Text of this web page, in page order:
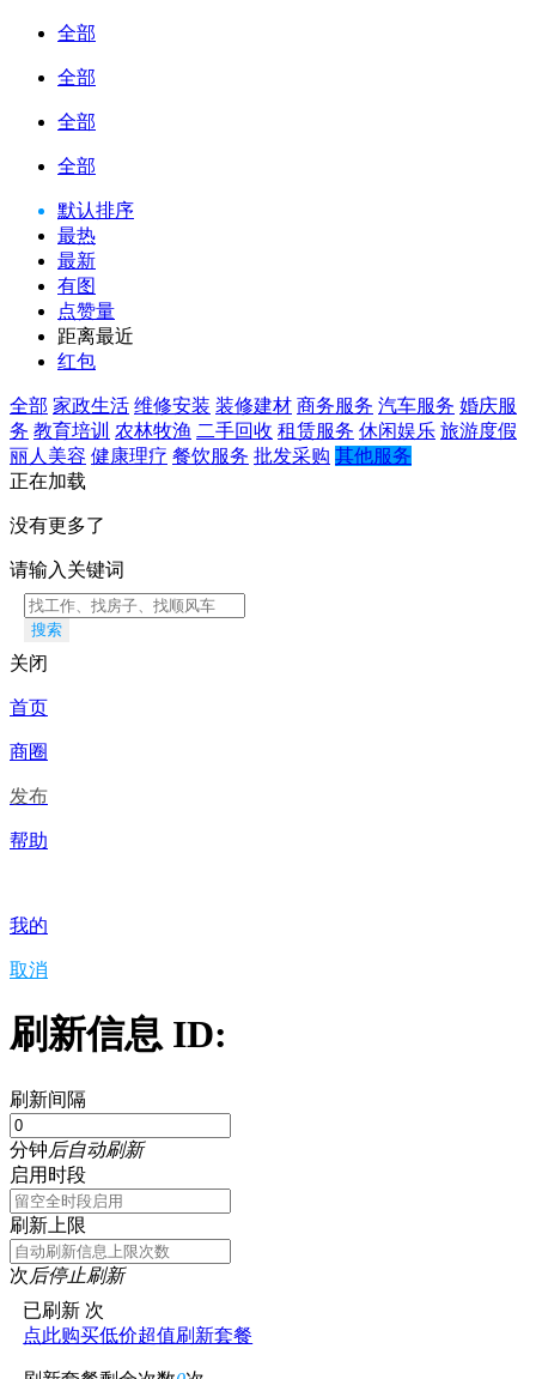
全部
全部
全部
全部
默认排序
最热
最新
有图
点赞量
距离最近
红包
全部 家政生活 维修安装 装修建材 商务服务 汽车服务 婚庆服
务 教育培训 农林牧渔 二手回收 租赁服务 休闲娱乐 旅游度假
丽人美容 健康理疗 餐饮服务 批发采购 其他服务
正在加载
没有更多了
请输入关键词
搜索
关闭
首页
商圈
发布
帮助
我的
取消
刷新信息 ID:
刷新间隔
分钟后自动刷新
启用时段
刷新上限
次后停止刷新
已刷新 次
点此购买低价超值刷新套餐